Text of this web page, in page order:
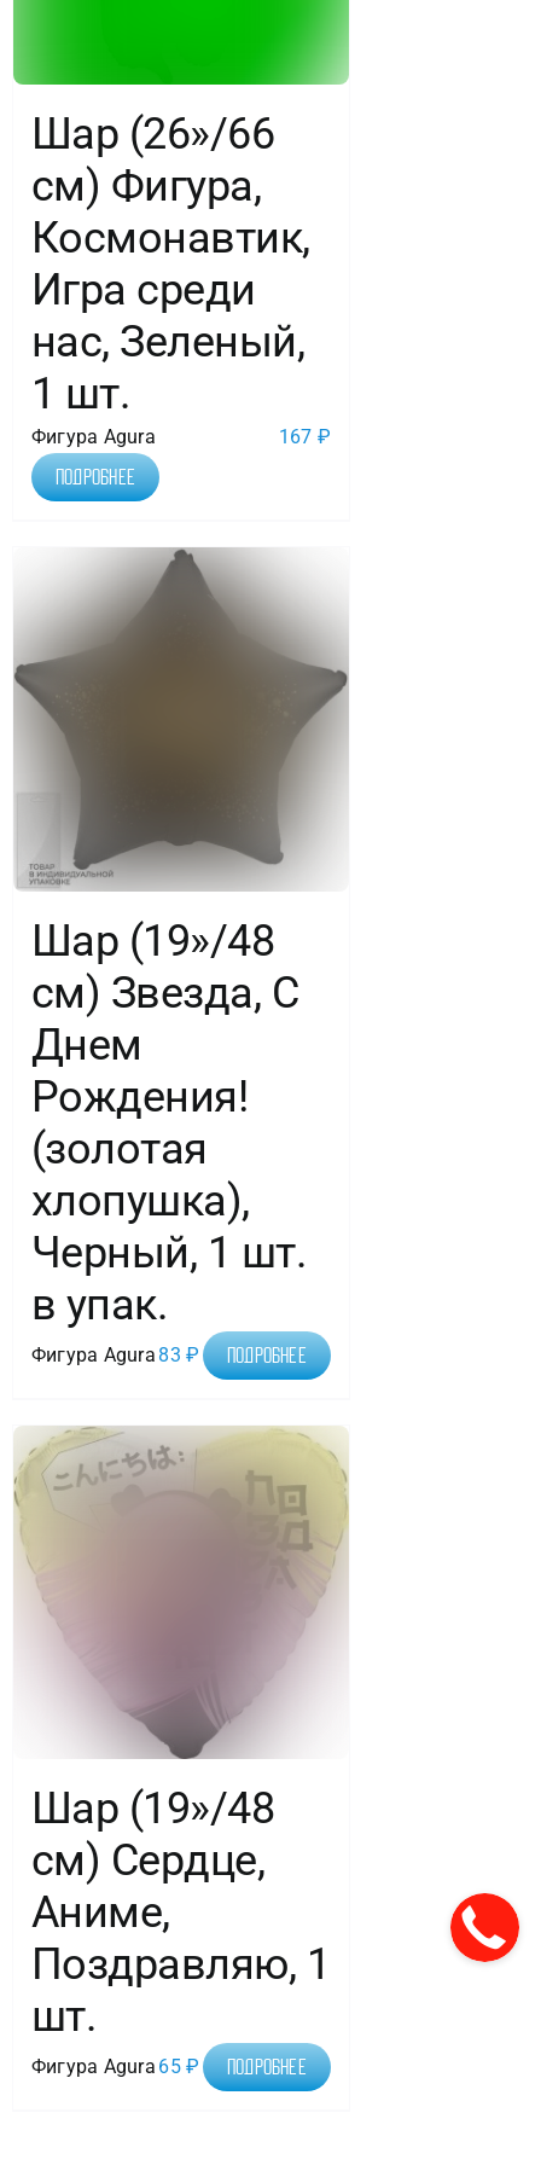
Шар (26»/66
см) Фигура,
Космонавтик,
Игра среди
нас, Зеленый,
1 шт.
Фигура Agura 167 ₽
Подробнее
Шар (19»/48
см) Звезда, С
Днем
Рождения!
(золотая
хлопушка),
Черный, 1 шт.
в упак.
Фигура Agura 83₽ Подробнее
Шар (19»/48
см) Сердце,
Аниме,
Поздравляю, 1
шт.
Фигура Agura 65₽ Подробнее